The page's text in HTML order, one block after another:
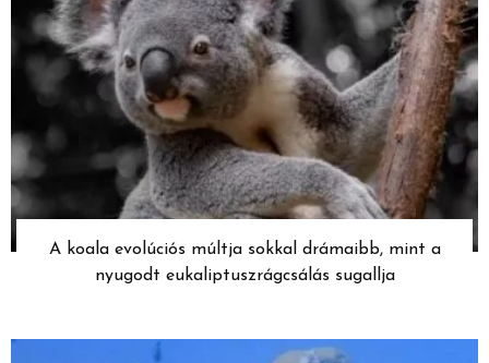
A koala evolúciós múltja sokkal drámaibb, mint a
nyugodt eukaliptuszrágcsálás sugallja